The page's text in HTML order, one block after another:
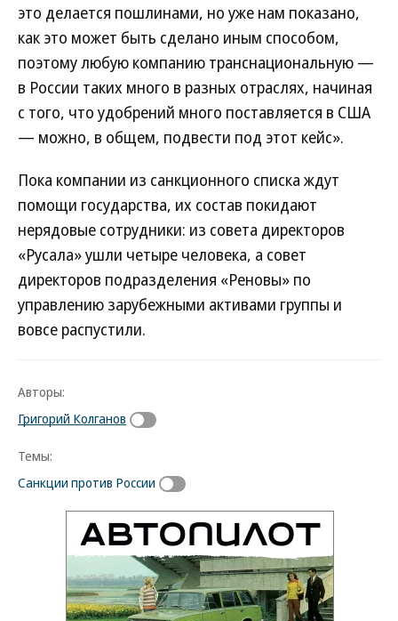
это делается пошлинами, но уже нам показано,
как это может быть сделано иным способом,
поэтому любую компанию транснациональную —
в России таких много в разных отраслях, начиная
с того, что удобрений много поставляется в США
— можно, в общем, подвести под этот кейс».
Пока компании из санкционного списка ждут
помощи государства, их состав покидают
нерядовые сотрудники: из совета директоров
«Русала» ушли четыре человека, а совет
директоров подразделения «Реновы» по
управлению зарубежными активами группы и
вовсе распустили.
Авторы:
Григорий Колганов
Темы:
Санкции против России